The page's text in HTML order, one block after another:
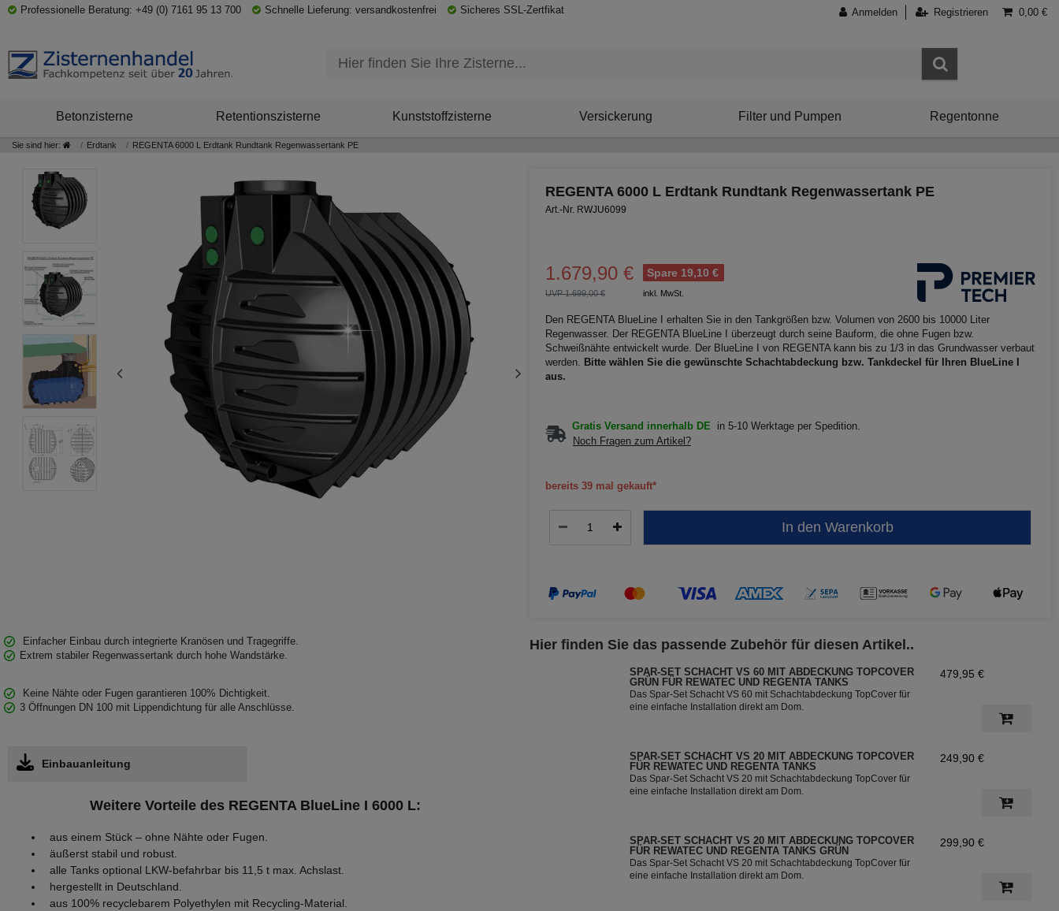
Professionelle Beratung: +49 (0) 7161 95 13 700 Schnelle Lieferung: versandkostenfrei Sicheres SSL-Zertfikat Anmelden Registrieren 0,00 €
Betonzisterne Retentionszisterne Kunststoffzisterne Versickerung Filter und Pumpen Regentonne
Sie sind hier: Erdtank REGENTA 6000 L Erdtank Rundtank Regenwassertank PE
REGENTA 6000 L Erdtank Rundtank Regenwassertank PE
Art.-Nr. RWJU6099
1.679,90 € Spare 19,10 €
UVP 1.699,00 € inkl. MwSt.
Den REGENTA BlueLine I erhalten Sie in den Tankgrößen bzw. Volumen von 2600 bis 10000 Liter
Regenwasser. Der REGENTA BlueLine I überzeugt durch seine Bauform, die ohne Fugen bzw.
Schweißnähte entwickelt wurde. Der BlueLine I von REGENTA kann bis zu 1/3 in das Grundwasser verbaut
werden.
Bitte wählen Sie die gewünschte Schachtabdeckung bzw. Tankdeckel für Ihren BlueLine I
aus.
Gratis Versand innerhalb DE
in 5-10 Werktage per Spedition.
Noch Fragen zum Artikel?
bereits 39 mal gekauft*
In den Warenkorb
Einfacher Einbau durch integrierte Kranösen und Tragegriffe.
Extrem stabiler Regenwassertank durch hohe Wandstärke.
Keine Nähte oder Fugen garantieren 100% Dichtigkeit.
3 Öffnungen DN 100 mit Lippendichtung für alle Anschlüsse.
Einbauanleitung
Weitere Vorteile des REGENTA BlueLine I 6000 L:
aus einem Stück – ohne Nähte oder Fugen.
äußerst stabil und robust.
alle Tanks optional LKW-befahrbar bis 11,5 t max. Achslast.
hergestellt in Deutschland.
aus 100% recyclebarem Polyethylen mit Recycling-Material.
Hier finden Sie das passende Zubehör für diesen Artikel..
SPAR-SET SCHACHT VS 60 MIT ABDECKUNG TOPCOVER
GRÜN FÜR REWATEC UND REGENTA TANKS
Das Spar-Set Schacht VS 60 mit Schachtabdeckung TopCover für
eine einfache Installation direkt am Dom.
479,95 €
SPAR-SET SCHACHT VS 20 MIT ABDECKUNG TOPCOVER
FÜR REWATEC UND REGENTA TANKS
Das Spar-Set Schacht VS 20 mit Schachtabdeckung TopCover für
eine einfache Installation direkt am Dom.
249,90 €
SPAR-SET SCHACHT VS 20 MIT ABDECKUNG TOPCOVER
FÜR REWATEC UND REGENTA TANKS GRÜN
Das Spar-Set Schacht VS 20 mit Schachtabdeckung TopCover für
eine einfache Installation direkt am Dom.
299,90 €